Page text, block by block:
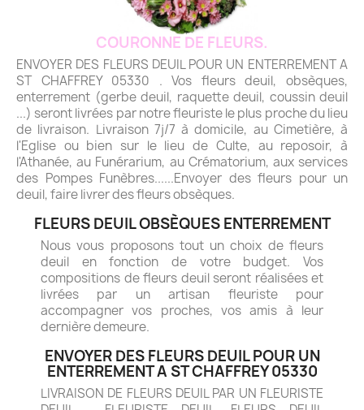
COURONNE DE FLEURS.
ENVOYER DES FLEURS DEUIL POUR UN ENTERREMENT A
ST CHAFFREY 05330 . Vos fleurs deuil, obsèques,
enterrement (gerbe deuil, raquette deuil, coussin deuil
...) seront livrées par notre fleuriste le plus proche du lieu
de livraison. Livraison 7j/7 à domicile, au Cimetière, à
l'Eglise ou bien sur le lieu de Culte, au reposoir, à
l'Athanée, au Funérarium, au Crématorium, aux services
des Pompes Funèbres......Envoyer des fleurs pour un
deuil, faire livrer des fleurs obsèques.
FLEURS DEUIL OBSÈQUES ENTERREMENT
Nous vous proposons tout un choix de fleurs
deuil en fonction de votre budget. Vos
compositions de fleurs deuil seront réalisées et
livrées par un artisan fleuriste pour
accompagner vos proches, vos amis à leur
dernière demeure.
ENVOYER DES FLEURS DEUIL POUR UN
ENTERREMENT A ST CHAFFREY 05330
LIVRAISON DE FLEURS DEUIL PAR UN FLEURISTE